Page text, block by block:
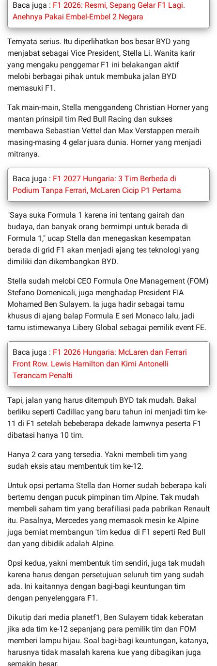
Baca juga : F1 2026: Resmi, Sepang Gelar F1 Lagi.
Anehnya Pakai Embel-Embel 2 Negara
Ternyata serius. Itu diperlihatkan bos besar BYD yang
menjabat sebagai Vice President, Stella Li. Wanita karir
yang mengaku penggemar F1 ini belakangan aktif
melobi berbagai pihak untuk membuka jalan BYD
memasuki F1.
Tak main-main, Stella menggandeng Christian Horner yang
mantan prinsipil tim Red Bull Racing dan sukses
membawa Sebastian Vettel dan Max Verstappen meraih
masing-masing 4 gelar juara dunia. Horner yang menjadi
mitranya.
Baca juga : F1 2027 Hungaria: 3 Tim Berbeda di
Podium Tanpa Ferrari, McLaren Cicip P1 Pertama
"Saya suka Formula 1 karena ini tentang gairah dan
budaya, dan banyak orang bermimpi untuk berada di
Formula 1," ucap Stella dan menegaskan kesempatan
berada di grid F1 akan menjadi ajang tes teknologi yang
dimiliki dan dikembangkan BYD.
Stella sudah melobi CEO Formula One Management (FOM)
Stefano Domenicali, juga menghadap President FIA
Mohamed Ben Sulayem. Ia juga hadir sebagai tamu
khusus di ajang balap Formula E seri Monaco lalu, jadi
tamu istimewanya Libery Global sebagai pemilik event FE.
Baca juga : F1 2026 Hungaria: McLaren dan Ferrari
Front Row. Lewis Hamilton dan Kimi Antonelli
Terancam Penalti
Tapi, jalan yang harus ditempuh BYD tak mudah. Bakal
berliku seperti Cadillac yang baru tahun ini menjadi tim ke-
11 di F1 setelah bebeberapa dekade lamwnya peserta F1
dibatasi hanya 10 tim.
Hanya 2 cara yang tersedia. Yakni membeli tim yang
sudah eksis atau membentuk tim ke-12.
Untuk opsi pertama Stella dan Horner sudah beberapa kali
bertemu dengan pucuk pimpinan tim Alpine. Tak mudah
membeli saham tim yang berafiliasi pada pabrikan Renault
itu. Pasalnya, Mercedes yang memasok mesin ke Alpine
juga berniat membangun 'tim kedua' di F1 seperti Red Bull
dan yang dibidik adalah Alpine.
Opsi kedua, yakni membentuk tim sendiri, juga tak mudah
karena harus dengan persetujuan seluruh tim yang sudah
ada. Ini kaitannya dengan bagi-bagi keuntungan tim
dengan penyelenggara F1.
Dikutip dari media planetf1, Ben Sulayem tidak keberatan
jika ada tim ke-12 sepanjang para pemilik tim dan FOM
memberi lampu hijau. Soal bagi-bagi keuntungan, katanya,
harusnya tidak masalah karena kue yang dibagikan juga
semakin besar.